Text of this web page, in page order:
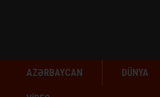
AZƏRBAYCAN DÜNYA